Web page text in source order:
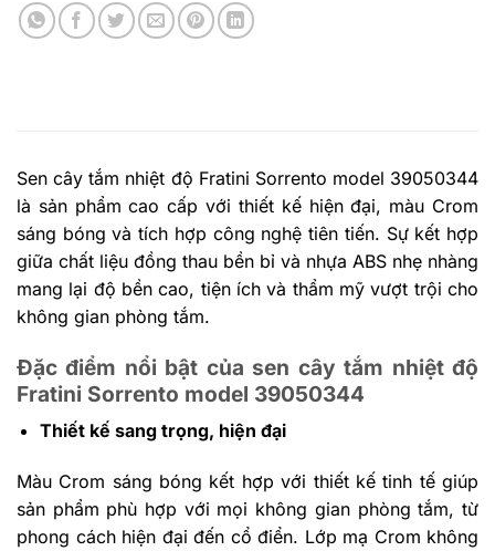
Sen cây tắm nhiệt độ Fratini Sorrento model 39050344
là sản phẩm cao cấp với thiết kế hiện đại, màu Crom
sáng bóng và tích hợp công nghệ tiên tiến. Sự kết hợp
giữa chất liệu đồng thau bền bỉ và nhựa ABS nhẹ nhàng
mang lại độ bền cao, tiện ích và thẩm mỹ vượt trội cho
không gian phòng tắm.
Đặc điểm nổi bật của sen cây tắm nhiệt độ
Fratini Sorrento model 39050344
Thiết kế sang trọng, hiện đại
Màu Crom sáng bóng kết hợp với thiết kế tinh tế giúp
sản phẩm phù hợp với mọi không gian phòng tắm, từ
phong cách hiện đại đến cổ điển. Lớp mạ Crom không